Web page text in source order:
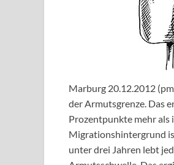
Marburg 20.12.2012
der Armutsgrenze. Das
Prozentpunkte mehr
Migrationshintergrund
unter drei Jahren lebt